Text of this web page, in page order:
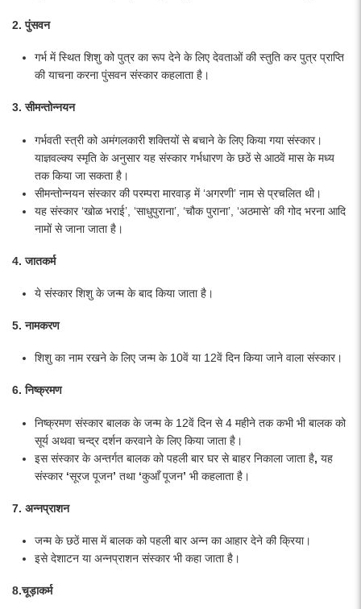
2. पुंसवन
गर्भ में स्थित शिशु को पुत्र का रूप देने के लिए देवताओं की स्तुति कर पुत्र प्राप्ति
की याचना करना पुंसवन संस्कार कहलाता है।
3. सीमन्तोन्नयन
गर्भवती स्त्री को अमंगलकारी शक्तियों से बचाने के लिए किया गया संस्कार।
याज्ञवल्क्य स्मृति के अनुसार यह संस्कार गर्भधारण के छठें से आठवें मास के मध्य
तक किया जा सकता है।
सीमन्तोन्नयन संस्कार की परम्परा मारवाड़ में ‘अगरणी’ नाम से प्रचलित थी।
यह संस्कार ‘खोळ भराई’, ‘साधुपुराना’, ‘चौक पुराना’, ‘अठमासे’ की गोद भरना आदि
नामों से जाना जाता है।
4. जातकर्म
ये संस्कार शिशु के जन्म के बाद किया जाता है।
5. नामकरण
शिशु का नाम रखने के लिए जन्म के 10वें या 12वें दिन किया जाने वाला संस्कार।
6. निष्क्रमण
निष्क्रमण संस्कार बालक के जन्म के 12वें दिन से 4 महीने तक कभी भी बालक को
सूर्य अथवा चन्द्र दर्शन करवाने के लिए किया जाता है।
इस संस्कार के अन्तर्गत बालक को पहली बार घर से बाहर निकाला जाता है, यह
संस्कार ‘सूरज पूजन’ तथा ‘कुआँ पूजन’ भी कहलाता है।
7. अन्नप्राशन
जन्म के छठें मास में बालक को पहली बार अन्न का आहार देने की क्रिया।
इसे देशाटन या अन्नप्राशन संस्कार भी कहा जाता है।
8.चूड़ाकर्म